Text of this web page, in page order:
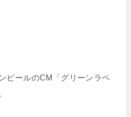
ビールのCM「グリーンラベ